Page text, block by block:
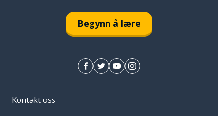
Begynn å lære
Kontakt oss